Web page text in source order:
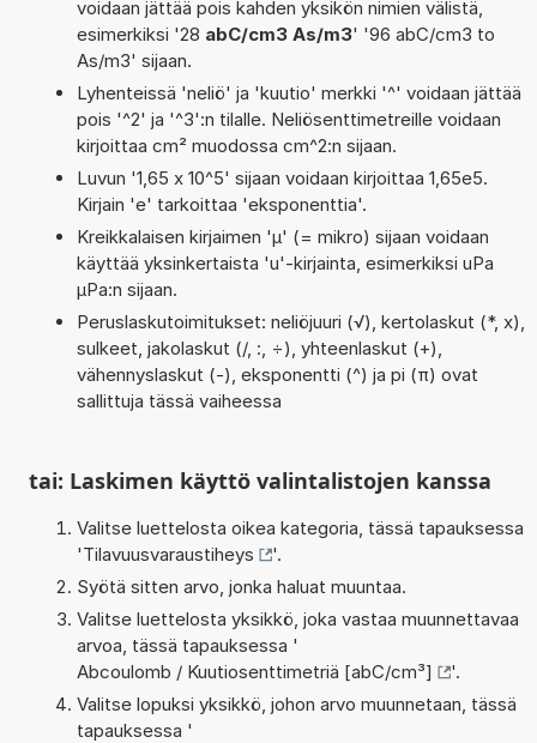
voidaan jättää pois kahden yksikön nimien välistä,
esimerkiksi '28 abC/cm3 As/m3' '96 abC/cm3 to
As/m3' sijaan.
Lyhenteissä 'neliö' ja 'kuutio' merkki '^' voidaan jättää
pois '^2' ja '^3':n tilalle. Neliösenttimetreille voidaan
kirjoittaa cm² muodossa cm^2:n sijaan.
Luvun '1,65 x 10^5' sijaan voidaan kirjoittaa 1,65e5.
Kirjain 'e' tarkoittaa 'eksponenttia'.
Kreikkalaisen kirjaimen 'µ' (= mikro) sijaan voidaan
käyttää yksinkertaista 'u'-kirjainta, esimerkiksi uPa
µPa:n sijaan.
Peruslaskutoimitukset: neliöjuuri (√), kertolaskut (*, x),
sulkeet, jakolaskut (/, :, ÷), yhteenlaskut (+),
vähennyslaskut (-), eksponentti (^) ja pi (π) ovat
sallittuja tässä vaiheessa
tai: Laskimen käyttö valintalistojen kanssa
Valitse luettelosta oikea kategoria, tässä tapauksessa
'Tilavuusvaraustiheys
'.
Syötä sitten arvo, jonka haluat muuntaa.
Valitse luettelosta yksikkö, joka vastaa muunnettavaa
arvoa, tässä tapauksessa '
Abcoulomb / Kuutiosenttimetriä [abC/cm³]
'.
Valitse lopuksi yksikkö, johon arvo muunnetaan, tässä
tapauksessa '